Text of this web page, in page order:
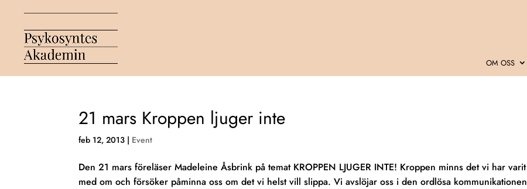
OM OSS
21 mars Kroppen ljuger inte
feb 12, 2013 | Event
Den 21 mars föreläser Madeleine Åsbrink på temat KROPPEN LJUGER INTE! Kroppen minns det vi har varit
med om och försöker påminna oss om det vi helst vill slippa. Vi avslöjar oss i den ordlösa kommunikationen